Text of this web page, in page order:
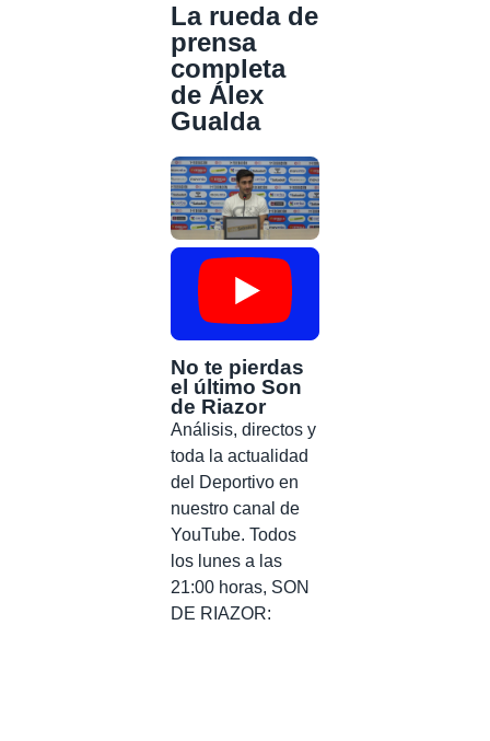
La rueda de
prensa
completa
de Álex
Gualda
No te pierdas
el último Son
de Riazor
Análisis, directos y
toda la actualidad
del Deportivo en
nuestro canal de
YouTube. Todos
los lunes a las
21:00 horas, SON
DE RIAZOR: